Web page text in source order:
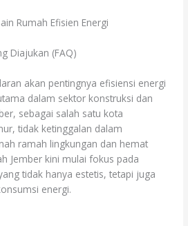
Rumah Efisien Energi
Diajukan (FAQ)
akan pentingnya efisiensi energi
dalam sektor konstruksi dan
sebagai salah satu kota
tidak ketinggalan dalam
ramah lingkungan dan hemat
Jember kini mulai fokus pada
tidak hanya estetis, tetapi juga
energi.